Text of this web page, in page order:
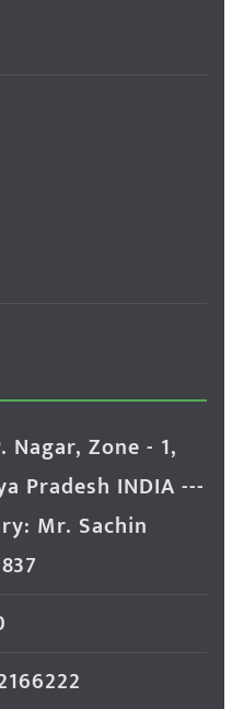
Nagar, Zone - 1,
Pradesh INDIA ---
Mr. Sachin